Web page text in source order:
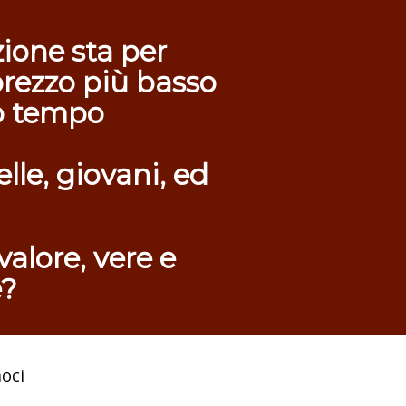
sta per
più basso
tempo
giovani, ed
vere e